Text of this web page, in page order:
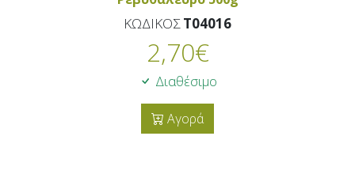
ΚΩΔΙΚΟΣT04016
2,70€
Διαθέσιμο
Αγορά